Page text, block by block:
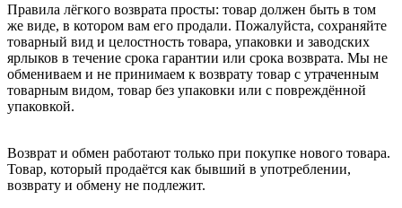
Правила лёгкого возврата просты: товар должен быть в том
же виде, в котором вам его продали. Пожалуйста, сохраняйте
товарный вид и целостность товара, упаковки и заводских
ярлыков в течение срока гарантии или срока возврата. Мы не
обмениваем и не принимаем к возврату товар с утраченным
товарным видом, товар без упаковки или с повреждённой
упаковкой.
Возврат и обмен работают только при покупке нового товара.
Товар, который продаётся как бывший в употреблении,
возврату и обмену не подлежит.